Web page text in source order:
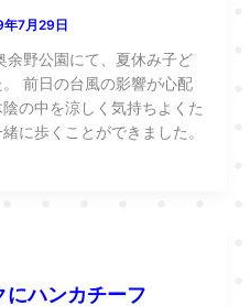
年7月29日
余野公園にて、夏休み子ど
前日の台風の影響が心配
の中を涼しく気持ちよくた
に歩くことができました。
ハンカチーフ